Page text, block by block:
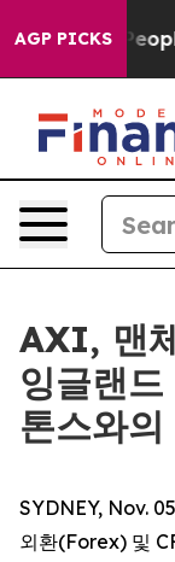
AGP PICKS
Win:
AXI, 맨
잉글랜
톤스와
SYDNEY, Nov.
외환(Forex) 및